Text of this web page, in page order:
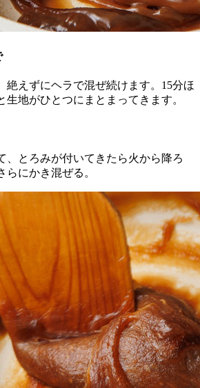
絶えずにヘラで混ぜ続けます。15分ほ
生地がひとつにまとまってきます。
、とろみが付いてきたら火から降ろ
にかき混ぜる。